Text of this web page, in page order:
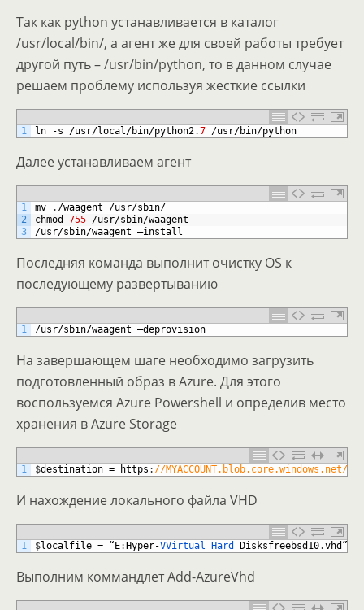
Так как python устанавливается в каталог
/usr/local/bin/, а агент же для своей работы требует
другой путь – /usr/bin/python, то в данном случае
решаем проблему используя жесткие ссылки
1 ln -s /usr/local/bin/python2.7 /usr/bin/python
Далее устанавливаем агент
1
2
3
mv . /waagent /usr/sbin/
chmod
755 /usr/sbin/waagent
/usr/sbin/waagent –install
Последняя команда выполнит очистку OS к
последующему развертыванию
1 /usr/sbin/waagent –deprovision
На завершающем шаге необходимо загрузить
подготовленный образ в Azure. Для этого
воспользуемся Azure Powershell и определив место
хранения в Azure Storage
1 $destination = https : //MYACCOUNT.blob.core.windows.net/
И нахождение локального файла VHD
1 $localfile = “ E: Hyper-VVirtual Hard Disksfreebsd10.vhd ”
Выполним коммандлет Add-AzureVhd